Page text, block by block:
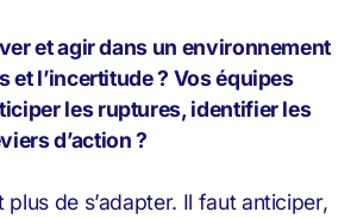
et agir dans un environnement
l’incertitude ? Vos équipes
les ruptures, identifier les
d’action ?
plus de s’adapter. Il faut anticiper,